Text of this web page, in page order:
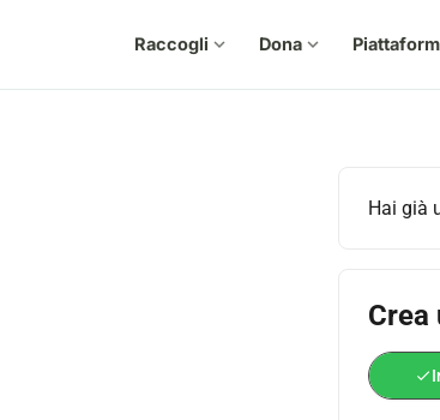
Raccogli expand_more Dona expand_more
Hai già
Crea
check